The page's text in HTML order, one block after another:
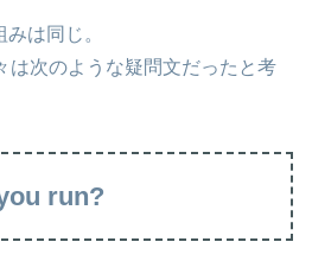
は同じ。
は次のような疑問文だったと考
run?